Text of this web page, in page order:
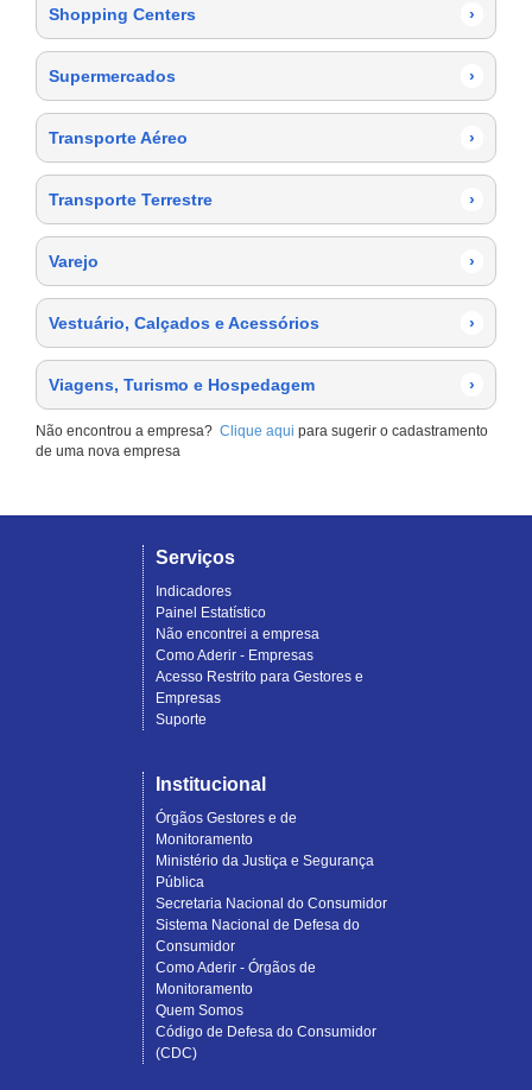
Shopping Centers ›
Supermercados ›
Transporte Aéreo ›
Transporte Terrestre ›
Varejo ›
Vestuário, Calçados e Acessórios ›
Viagens, Turismo e Hospedagem ›
Não encontrou a empresa? Clique aqui para sugerir o cadastramento
de uma nova empresa
Serviços
Indicadores
Painel Estatístico
Não encontrei a empresa
Como Aderir - Empresas
Acesso Restrito para Gestores e
Empresas
Suporte
Institucional
Órgãos Gestores e de
Monitoramento
Ministério da Justiça e Segurança
Pública
Secretaria Nacional do Consumidor
Sistema Nacional de Defesa do
Consumidor
Como Aderir - Órgãos de
Monitoramento
Quem Somos
Código de Defesa do Consumidor
(CDC)